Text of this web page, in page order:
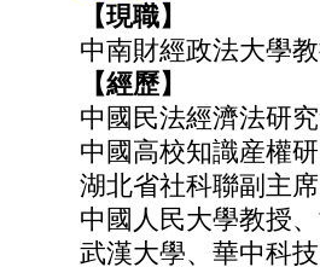
【現職】
中南財經政法大學
【經歷】
中國民法經濟法研
中國高校知識産權
湖北省社科聯副主席
中國人民大學教授
武漢大學、華中科